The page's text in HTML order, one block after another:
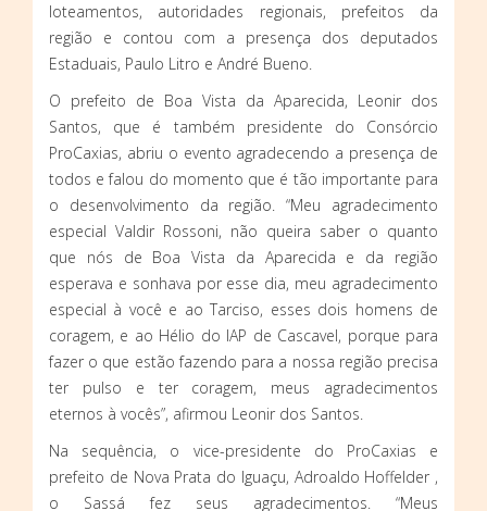
loteamentos, autoridades regionais, prefeitos da
região e contou com a presença dos deputados
Estaduais, Paulo Litro e André Bueno.
O prefeito de Boa Vista da Aparecida, Leonir dos
Santos, que é também presidente do Consórcio
ProCaxias, abriu o evento agradecendo a presença de
todos e falou do momento que é tão importante para
o desenvolvimento da região. “Meu agradecimento
especial Valdir Rossoni, não queira saber o quanto
que nós de Boa Vista da Aparecida e da região
esperava e sonhava por esse dia, meu agradecimento
especial à você e ao Tarciso, esses dois homens de
coragem, e ao Hélio do IAP de Cascavel, porque para
fazer o que estão fazendo para a nossa região precisa
ter pulso e ter coragem, meus agradecimentos
eternos à vocês”, afirmou Leonir dos Santos.
Na sequência, o vice-presidente do ProCaxias e
prefeito de Nova Prata do Iguaçu, Adroaldo Hoffelder ,
o Sassá fez seus agradecimentos. “Meus